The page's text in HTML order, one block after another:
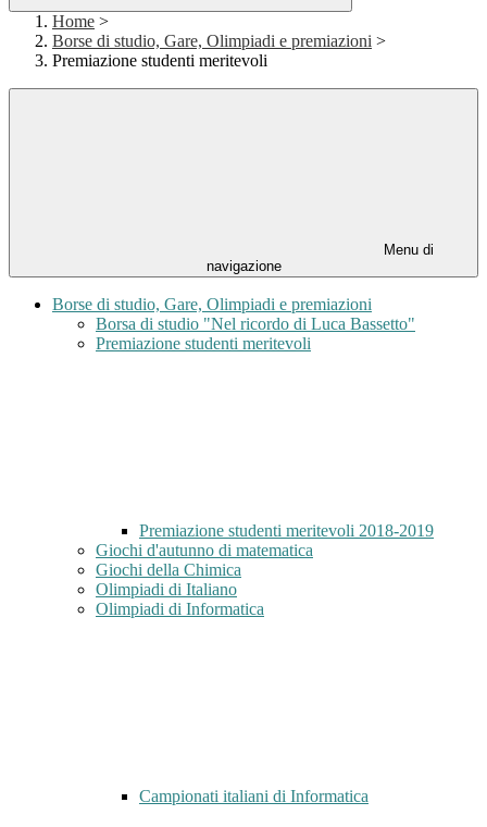
Home >
Borse di studio, Gare, Olimpiadi e premiazioni >
Premiazione studenti meritevoli
Menu di
navigazione
Borse di studio, Gare, Olimpiadi e premiazioni
Borsa di studio "Nel ricordo di Luca Bassetto"
Premiazione studenti meritevoli
Premiazione studenti meritevoli 2018-2019
Giochi d'autunno di matematica
Giochi della Chimica
Olimpiadi di Italiano
Olimpiadi di Informatica
Campionati italiani di Informatica